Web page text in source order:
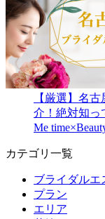
【厳選】名
介！絶対知っ
Me
カテゴリ一覧
ブライダルエ
プラン
エリア